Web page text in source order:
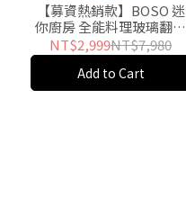
【募資熱銷款】BOSO 迷
你廚房 全能料理玻璃翻轉
氣炸鍋-推
NT$2,999NT$7,980
Add to Cart